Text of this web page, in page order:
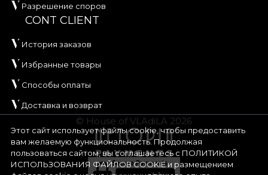
Этот сайт использует файлы cookie, чтобы предоставить
вам желаемую функциональность. Продолжая
пользоваться сайтом, вы соглашаетесь с ПОЛИТИКОЙ
ИСПОЛЬЗОВАНИЯ ФАЙЛОВ COOKIEи размещением
Разрешение споров
CONT CLIENT
История заказов
Избранные товары
Способы оплаты
Доставка и возврат
© House of VLAdiLA 2026